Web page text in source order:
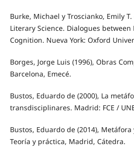
Burke, Michael y Troscianko, Emily
Literary Science. Dialogues
Cognition. Nueva York: Oxford
Borges, Jorge Luis (1996), Obras
Barcelona, Emecé.
Bustos, Eduardo de (2000), La
transdisciplinares. Madrid: FCE /
Bustos, Eduardo de (2014),
Teoría y práctica, Madrid, Cátedra.